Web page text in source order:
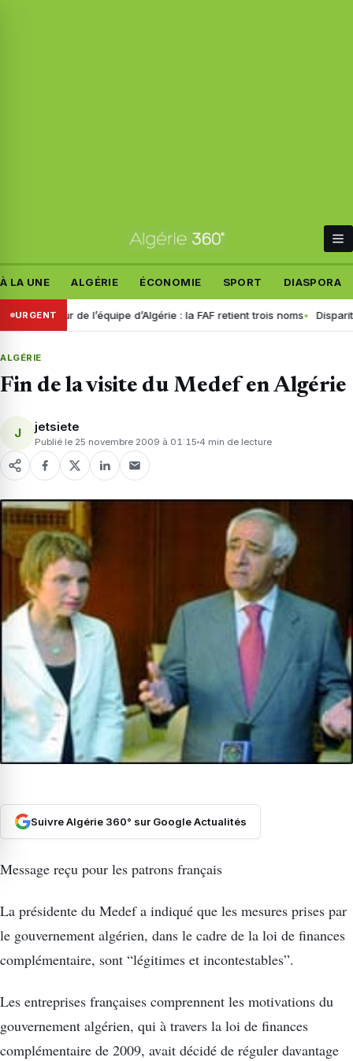
À LA UNE ALGÉRIE ÉCONOMIE SPORT DIASPORA
URGENT
de l’équipe d’Algérie : la FAF retient trois noms Disparition de
ALGÉRIE
Fin de la visite du Medef en Algérie
J jetsiete
Publié le 25 novembre 2009 à 01:15 4 min de lecture
Suivre Algérie 360° sur Google Actualités
Message reçu pour les patrons français
La présidente du Medef a indiqué que les mesures prises par
le gouvernement algérien, dans le cadre de la loi de finances
complémentaire, sont “légitimes et incontestables”.
Les entreprises françaises comprennent les motivations du
gouvernement algérien, qui à travers la loi de finances
complémentaire de 2009, avait décidé de réguler davantage